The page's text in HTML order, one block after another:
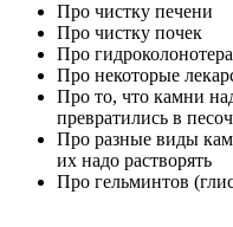
Про чистку печени
Про чистку почек
Про
Про некоторые
Про то, что камни
превратились в
Про разные виды
их надо растворять
Про гельминтов